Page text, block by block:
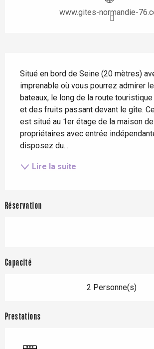
www.gites-normandie-
Situé en bord de Seine (20 mètres)
imprenable où vous pourrez admirer
bateaux, le long de la route
et des fruits passant devant le gîte.
est situé au 1er étage de la maison
propriétaires avec entrée
disposez du...
Lire la suite
Réservation
Capacité
2 Personne(s)
Prestations